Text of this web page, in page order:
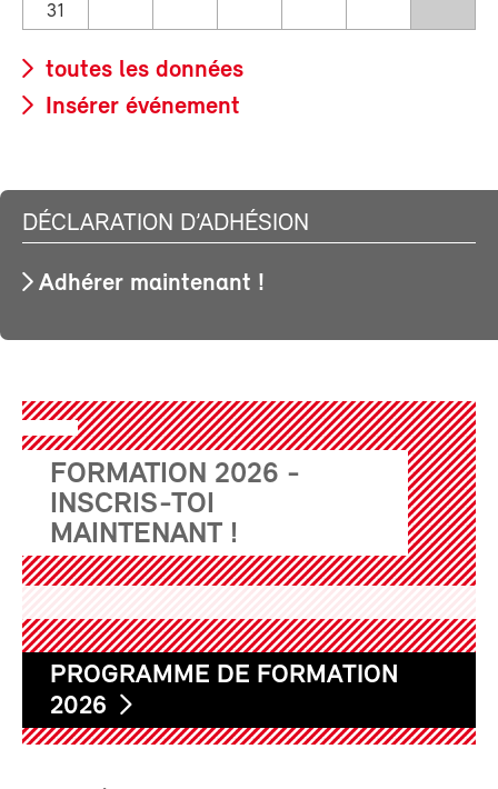
31
toutes les données
Insérer événement
DÉCLARATION D’ADHÉSION
Adhérer maintenant !
FORMATION 2026 -
INSCRIS-TOI
MAINTENANT !
PROGRAMME DE FORMATION
2026